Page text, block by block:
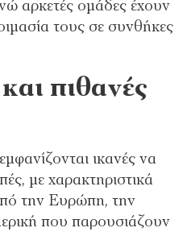
αρκετές ομάδες έχουν
τους σε συνθήκες
πιθανές
ικανές να
με χαρακτηριστικά
την Ευρώπη, την
που παρουσιάζουν